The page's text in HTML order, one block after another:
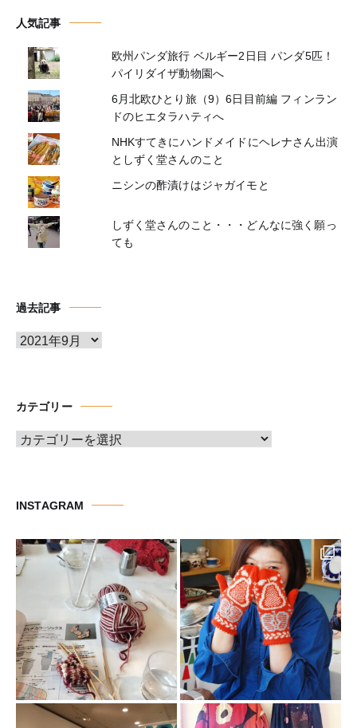
人気記事
欧州パンダ旅行 ベルギー2日目 パンダ5匹！
パイリダイザ動物園へ
6月北欧ひとり旅（9）6日目前編 フィンラン
ドのヒエタラハティへ
NHKすてきにハンドメイドにヘレナさん出演
としずく堂さんのこと
ニシンの酢漬けはジャガイモと
しずく堂さんのこと・・・どんなに強く願っ
ても
過去記事
ア
ブ
カテゴリー
カ
ー
INSTAGRAM